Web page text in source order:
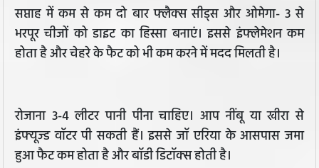
सप्ताह में कम से कम दो बार फ्लैक्स सीड्स और ओमेगा- 3 से
भरपूर चीजों को डाइट का हिस्सा बनाएं। इससे इंफ्लेमेशन कम
होता है और चेहरे के फैट को भी कम करने में मदद मिलती है।
रोजाना 3-4 लीटर पानी पीना चाहिए। आप नींबू या खीरा से
इंफ्यूज्ड वॉटर पी सकती हैं। इससे जॉ एरिया के आसपास जमा
हुआ फैट कम होता है और बॉडी डिटॉक्स होती है।